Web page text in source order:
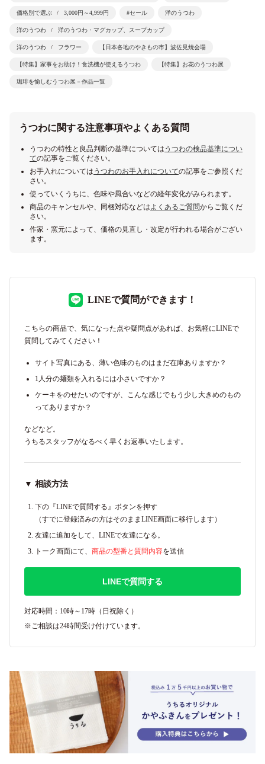
価格別で選ぶ 3,000円～4,999円 #セール 洋のうつわ
洋のうつわ 洋のうつわ・マグカップ、スープカップ
洋のうつわ フラワー 【日本各地のやきもの市】波佐見焼会場
【特集】家事をお助け！食洗機が使えるうつわ 【特集】お花のうつわ展
珈琲を愉しむうつわ展－作品一覧
うつわに関する注意事項やよくある質問
うつわの特性と良品判断の基準については うつわの検品基準につい
ての記事をご覧ください。
お手入れについては うつわのお手入れについての記事をご参照くだ
さい。
使っていくうちに、色味や風合いなどの経年変化がみられます。
商品のキャンセルや、同梱対応などはよくあるご質問からご覧くだ
さい。
作家・窯元によって、価格の見直し・改定が行われる場合がござい
ます。
LINEで質問ができます！
こちらの商品で、気になった点や疑問点があれば、お気軽にLINEで
質問してみてください！
サイト写真にある、薄い色味のものはまだ在庫ありますか？
1人分の麺類を入れるには小さいですか？
ケーキをのせたいのですが、こんな感じでもう少し大きめのもの
ってありますか？
などなど。
うちるスタッフがなるべく早くお返事いたします。
▼ 相談方法
下の『LINEで質問する』ボタンを押す
（すでに登録済みの方はそのままLINE画面に移行します）
友達に追加をして、LINEで友達になる。
トーク画面にて、 商品の型番と質問内容を送信
LINEで質問する
対応時間：10時～17時（日祝除く）
※ご相談は24時間受け付けています。